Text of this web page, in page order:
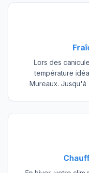
Lors des
température
Mureaux. Jusqu'à